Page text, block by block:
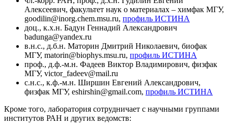
Алексеевич, факультет наук о материалах – химфак МГУ,
goodilin@inorg.chem.msu.ru, профиль ИСТИНА
доц., к.х.н. Бадун Геннадий Александрович
badunga@yandex.ru
в.н.с., д.б.н. Маторин Дмитрий Николаевич, биофак
МГУ, matorin@biophys.msu.ru, профиль ИСТИНА
проф., д.ф.-м.н. Фадеев Виктор Владимирович, физфак
МГУ, victor_fadeev@mail.ru
с.н.с., к.ф.-м.н. Ширшин Евгений Александрович,
физфак МГУ, eshirshin@gmail.com, профиль ИСТИНА
Кроме того, лаборатория сотрудничает с научными группами
институтов РАН и других ведомств: